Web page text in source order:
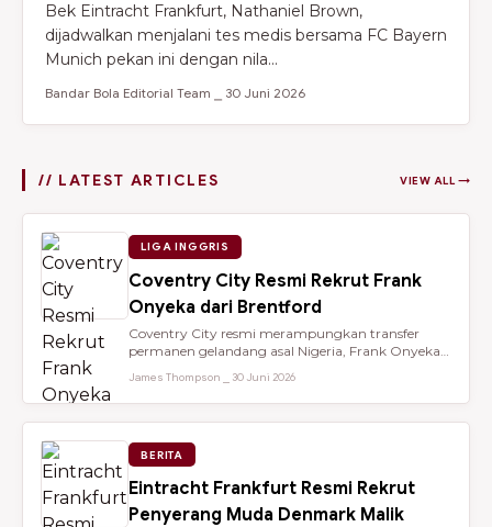
Bek Eintracht Frankfurt, Nathaniel Brown,
dijadwalkan menjalani tes medis bersama FC Bayern
Munich pekan ini dengan nila...
Bandar Bola Editorial Team ⎯ 30 Juni 2026
// LATEST ARTICLES VIEW ALL →
LIGA INGGRIS
Coventry City Resmi Rekrut Frank
Onyeka dari Brentford
Coventry City resmi merampungkan transfer
permanen gelandang asal Nigeria, Frank Onyeka,
James Thompson ⎯ 30 Juni 2026
BERITA
Eintracht Frankfurt Resmi Rekrut
Penyerang Muda Denmark Malik